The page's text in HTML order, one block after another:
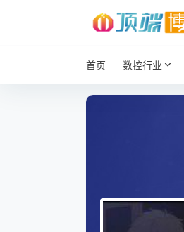
首页 数控行业